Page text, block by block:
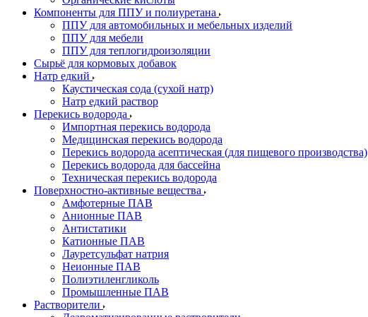
Компоненты для ППУ и полиуретана
ППУ для автомобильных и мебельных изделий
ППУ для мебели
ППУ для теплогидроизоляции
Сырьё для кормовых добавок
Натр едкий
Каустическая сода (сухой натр)
Натр едкий раствор
Перекись водорода
Импортная перекись водорода
Медицинская перекись водорода
Перекись водорода асептическая (для пищевого производства)
Перекись водорода для бассейна
Техническая перекись водорода
Поверхностно-активные вещества
Амфотерные ПАВ
Анионные ПАВ
Антистатики
Катионные ПАВ
Лауретсульфат натрия
Неионные ПАВ
Полиэтиленгликоль
Промышленные ПАВ
Растворители